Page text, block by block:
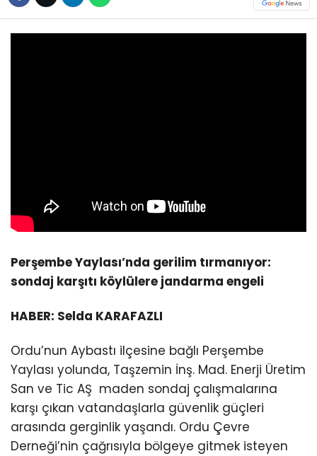
Perşembe Yaylası’nda gerilim tırmanıyor:
sondaj karşıtı köylülere jandarma engeli
HABER: Selda KARAFAZLI
Ordu’nun Aybastı ilçesine bağlı Perşembe
Yaylası yolunda, Taşzemin İnş. Mad. Enerji Üretim
San ve Tic AŞ maden sondaj çalışmalarına
karşı çıkan vatandaşlarla güvenlik güçleri
arasında gerginlik yaşandı. Ordu Çevre
Derneği’nin çağrısıyla bölgeye gitmek isteyen